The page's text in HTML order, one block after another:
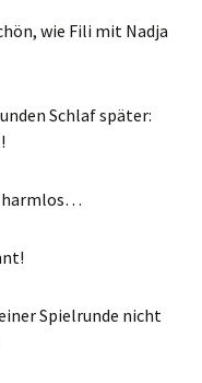
wie Fili mit Nadja
Schlaf später:
harmlos…
Spielrunde nicht